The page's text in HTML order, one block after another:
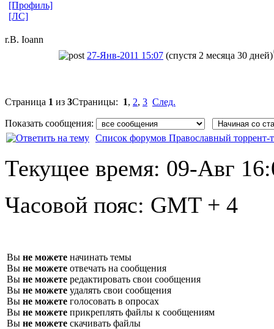
[Профиль]
[ЛС]
r.B. Ioann
27-Янв-2011 15:07 (спустя 2 месяца 30 дней)
Страница 1 из 3Страницы: 1, 2, 3 След.
Показать сообщения:
Список форумов Православный торрент-
Текущее время: 09-Авг
Часовой пояс: GMT + 4
Вы не можете начинать темы
Вы не можете отвечать на сообщения
Вы не можете редактировать свои сообщения
Вы не можете удалять свои сообщения
Вы не можете голосовать в опросах
Вы не можете прикреплять файлы к сообщениям
Вы не можете скачивать файлы